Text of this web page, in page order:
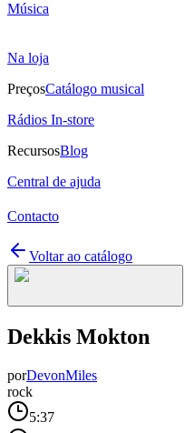
Música
Na loja
PreçosCatálogo musical
Rádios In-store
RecursosBlog
Central de ajuda
Contacto
Voltar ao catálogo
Dekkis Mokton
porDevonMiles
rock
5:37